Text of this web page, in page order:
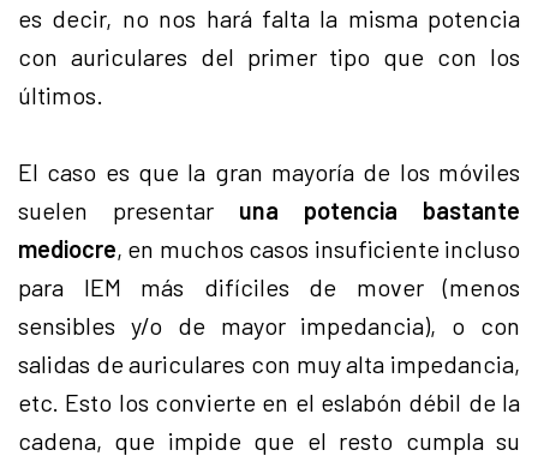
es decir, no nos hará falta la misma potencia
con auriculares del primer tipo que con los
últimos.
El caso es que la gran mayoría de los móviles
suelen presentar una potencia bastante
mediocre, en muchos casos insuficiente incluso
para IEM más difíciles de mover (menos
sensibles y/o de mayor impedancia), o con
salidas de auriculares con muy alta impedancia,
etc. Esto los convierte en el eslabón débil de la
cadena, que impide que el resto cumpla su